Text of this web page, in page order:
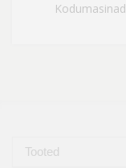
Kodumasinad
Tooted